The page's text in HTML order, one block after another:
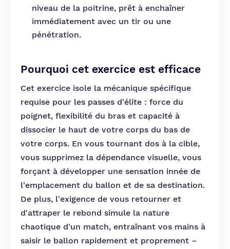
niveau de la poitrine, prêt à enchaîner
immédiatement avec un tir ou une
pénétration.
Pourquoi cet exercice est efficace
Cet exercice isole la mécanique spécifique
requise pour les passes d'élite : force du
poignet, flexibilité du bras et capacité à
dissocier le haut de votre corps du bas de
votre corps. En vous tournant dos à la cible,
vous supprimez la dépendance visuelle, vous
forçant à développer une sensation innée de
l'emplacement du ballon et de sa destination.
De plus, l'exigence de vous retourner et
d'attraper le rebond simule la nature
chaotique d'un match, entraînant vos mains à
saisir le ballon rapidement et proprement –